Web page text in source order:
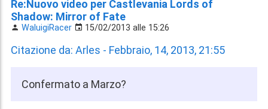
Re:Nuovo video per Castlevania Lords of
Shadow: Mirror of Fate
WaluigiRacer 15/02/2013 alle 15:26
Citazione da: Arles - Febbraio, 14, 2013, 21:55
Confermato a Marzo?